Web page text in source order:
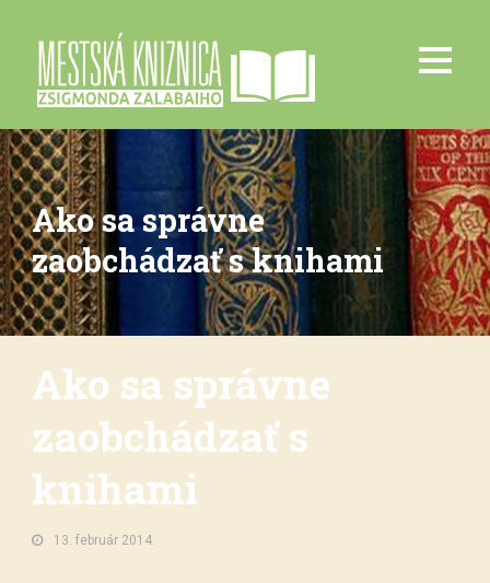
Ako sa správne
zaobchádzať s knihami
Ako sa správne
zaobchádzať s
knihami
13. február 2014.